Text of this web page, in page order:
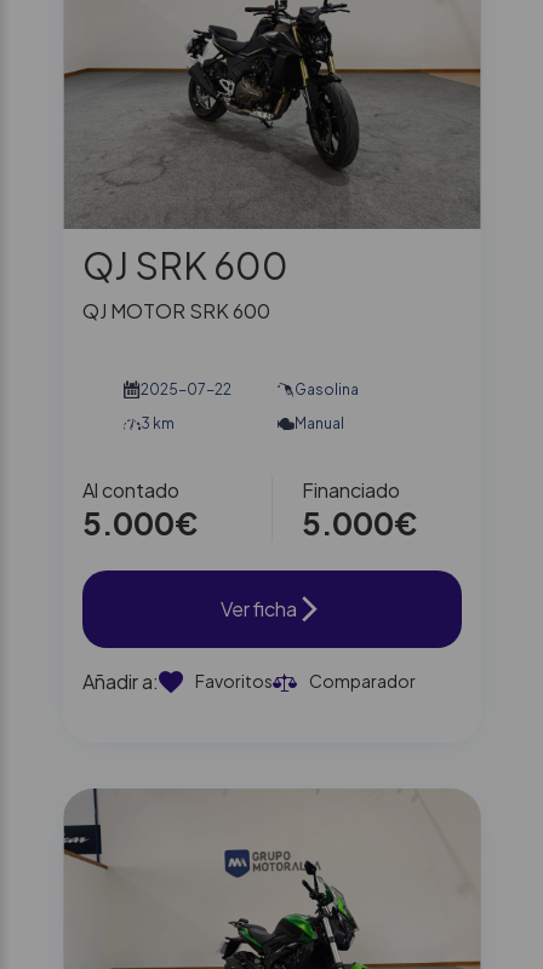
QJ SRK 600
QJ MOTOR SRK 600
2025-07-22
Gasolina
3 km
Manual
Al contado
5.000€
Financiado
5.000€
Ver ficha
Añadir a: Favoritos Comparador